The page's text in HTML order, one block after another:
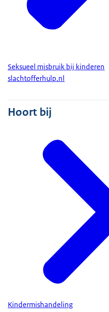
Seksueel misbruik bij kinderen
slachtofferhulp.nl
Hoort bij
Kindermishandeling